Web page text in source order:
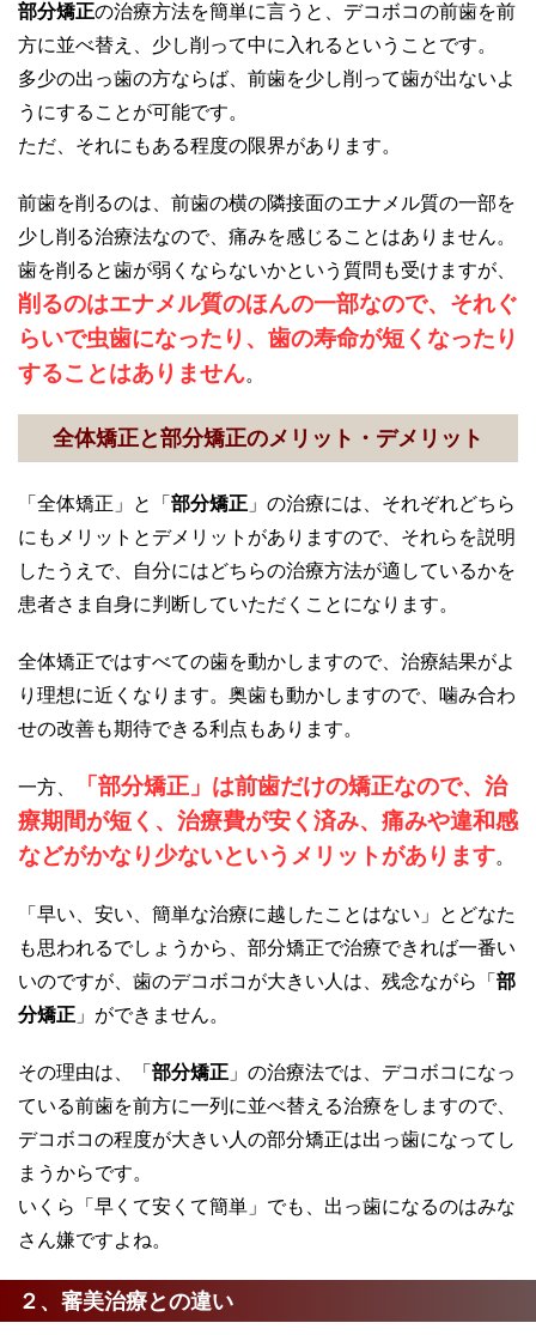
部分矯正の治療方法を簡単に言うと、デコボコの前歯を前
方に並べ替え、少し削って中に入れるということです。
多少の出っ歯の方ならば、前歯を少し削って歯が出ないよ
うにすることが可能です。
ただ、それにもある程度の限界があります。
前歯を削るのは、前歯の横の隣接面のエナメル質の一部を
少し削る治療法なので、痛みを感じることはありません。
歯を削ると歯が弱くならないかという質問も受けますが、
削るのはエナメル質のほんの一部なので、それぐ
らいで虫歯になったり、歯の寿命が短くなったり
することはありません。
全体矯正と部分矯正のメリット・デメリット
「全体矯正」と「部分矯正 」の治療には、それぞれどちら
にもメリットとデメリットがありますので、それらを説明
したうえで、自分にはどちらの治療方法が適しているかを
患者さま自身に判断していただくことになります。
全体矯正ではすべての歯を動かしますので、治療結果がよ
り理想に近くなります。奥歯も動かしますので、噛み合わ
せの改善も期待できる利点もあります。
一方、 「部分矯正 」は前歯だけの矯正なので、 治
療期間が短く、 治療費が安く済み、痛みや違和感
などがかなり少ないというメリットがあります。
「早い、安い、簡単な治療に越したことはない」とどなた
も思われるでしょうから、部分矯正で治療できれば一番い
いのですが、歯のデコボコが大きい人は、残念ながら「部
分矯正 」ができません。
その理由は、「部分矯正 」の治療法では、デコボコになっ
ている前歯を前方に一列に並べ替える治療をしますので、
デコボコの程度が大きい人の部分矯正は出っ歯になってし
まうからです。
いくら「早くて安くて簡単」でも、出っ歯になるのはみな
さん嫌ですよね。
２、審美治療との違い